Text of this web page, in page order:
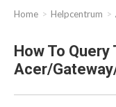
Home Helpcentrum
How To
Acer/